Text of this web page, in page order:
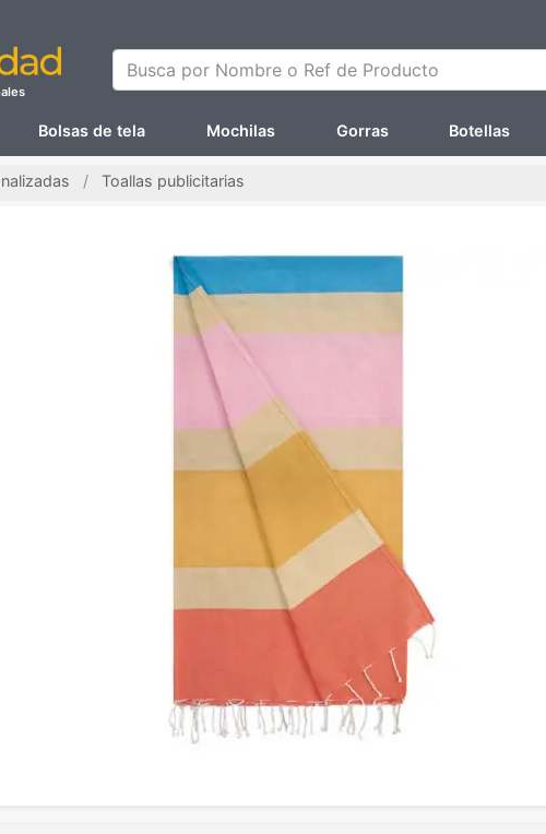
Busca por Nombre o Ref de Producto
Bolsas de tela Mochilas Gorras Botellas
Toallas publicitarias